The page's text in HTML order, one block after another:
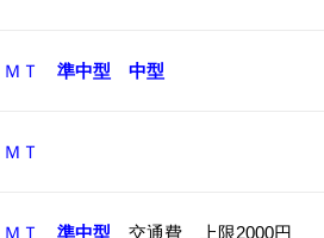
ＭＴ 準中型 中型
ＭＴ
ＭＴ 準中型 交通費 上限2000円